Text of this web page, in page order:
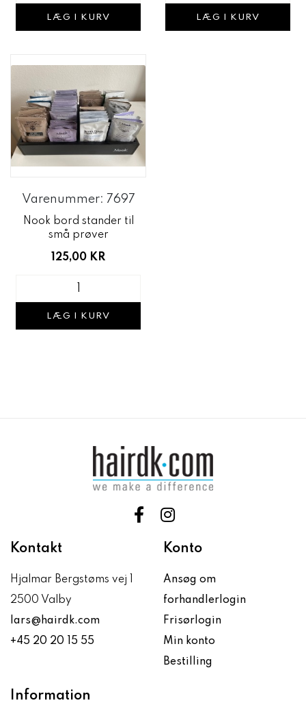
LÆG I KURV LÆG I KURV
Varenummer: 7697
Nook bord stander til
små prøver
125,00 KR
LÆG I KURV
Kontakt
Hjalmar Bergstøms vej 1
2500 Valby
lars@hairdk.com
+45 20 20 15 55
Konto
Ansøg om
forhandlerlogin
Frisørlogin
Min konto
Bestilling
Information